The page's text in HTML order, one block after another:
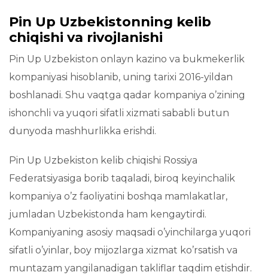
Pin Up Uzbekistonning kelib
chiqishi va rivojlanishi
Pin Up Uzbekiston onlayn kazino va bukmekerlik
kompaniyasi hisoblanib, uning tarixi 2016-yildan
boshlanadi. Shu vaqtga qadar kompaniya o’zining
ishonchli va yuqori sifatli xizmati sababli butun
dunyoda mashhurlikka erishdi.
Pin Up Uzbekiston kelib chiqishi Rossiya
Federatsiyasiga borib taqaladi, biroq keyinchalik
kompaniya o’z faoliyatini boshqa mamlakatlar,
jumladan Uzbekistonda ham kengaytirdi.
Kompaniyaning asosiy maqsadi o’yinchilarga yuqori
sifatli o’yinlar, boy mijozlarga xizmat ko’rsatish va
muntazam yangilanadigan takliflar taqdim etishdir.